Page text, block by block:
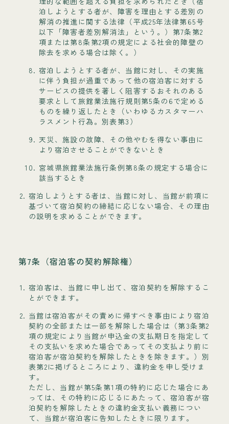
泊しようとする者が、障害を理由とする差別の
解消の推進に関する法律（平成25年法律第65号
以下「障害者差別解消法」という。）第7条第2
項または第8条第2項の規定による社会的障壁の
除去を求める場合は除く。）
宿泊しようとする者が、当館に対し、その実施
に伴う負担が過重であって他の宿泊客に対する
サービスの提供を著しく阻害するおそれのある
要求として旅館業法施行規則第5条の6で定める
ものを繰り返したとき（いわゆるカスタマーハ
ラスメント行為。別表第3）
天災、施設の故障、その他やむを得ない事由に
より宿泊させることができないとき
宮城県旅館業法施行条例第8条の規定する場合に
該当するとき
宿泊しようとする者は、当館に対し、当館が前項に
基づいて宿泊契約の締結に応じない場合、その理由
の説明を求めることができます。
第7条（宿泊客の契約解除権）
宿泊客は、当館に申し出て、宿泊契約を解除するこ
とができます。
当館は宿泊客がその責めに帰すべき事由により宿泊
契約の全部または一部を解除した場合は（第3条第2
項の規定により当館が申込金の支払期日を指定して
その支払いを求めた場合であってその支払より前に
宿泊客が宿泊契約を解除したときを除きます。）別
表第2に掲げるところにより、違約金を申し受けま
す。
ただし、当館が第5条第1項の特約に応じた場合にあ
っては、その特約に応じるにあたって、宿泊客が宿
泊契約を解除したときの違約金支払い義務につい
て、当館が宿泊客に告知したときに限ります。